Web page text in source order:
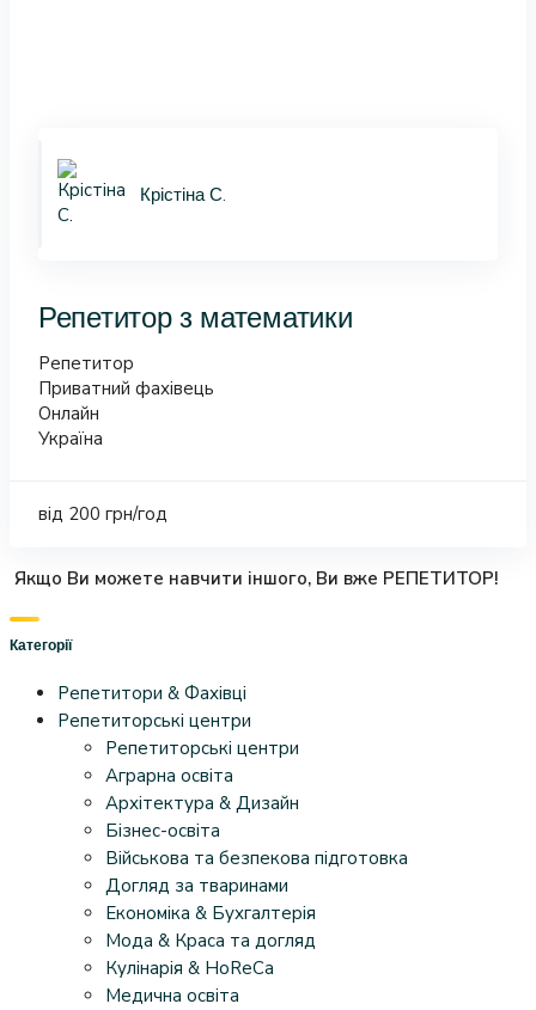
Крістіна С.
Репетитор з математики
Репетитор
Приватний фахівець
Онлайн
Україна
від 200 грн/год
Якщо Ви можете навчити іншого, Ви вже РЕПЕТИТОР!
Категорії
Репетитори & Фахівці
Репетиторські центри
Репетиторські центри
Аграрна освіта
Архітектура & Дизайн
Бізнес-освіта
Військова та безпекова підготовка
Догляд за тваринами
Економіка & Бухгалтерія
Мода & Краса та догляд
Кулінарія & HoReCa
Медична освіта